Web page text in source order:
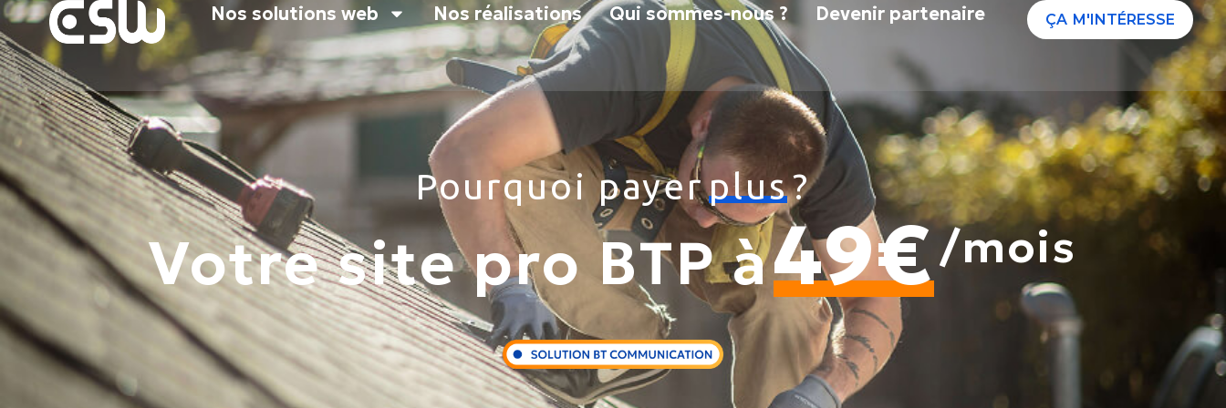
Nos solutions web Nos réalisations Qui sommes-nous ? Devenir partenaire ÇA M'INTÉRESSE
Pourquoi payerplus?
Votre site pro BTP à49€/mois